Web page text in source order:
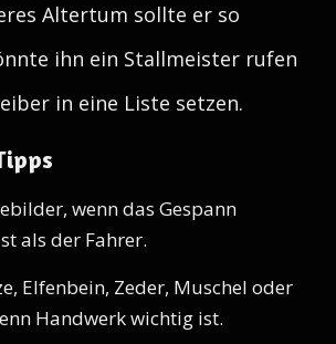
Altertum sollte er so
ihn ein Stallmeister rufen
in eine Liste setzen.
wenn das Gespann
als der Fahrer.
Elfenbein, Zeder, Muschel oder
Handwerk wichtig ist.